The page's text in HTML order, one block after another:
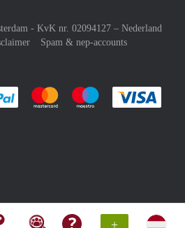
+
- KvK nr. 02094127 – Nederland
Spam & nep-accounts
Je rekent gemakkelijk af met Paypal
Je rekent gemakkelijk af met
Je rekent